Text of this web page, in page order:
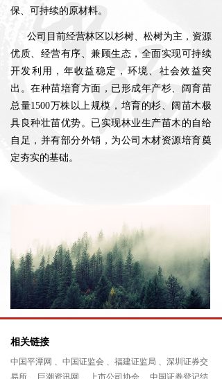
保、可持续的原材料。
公司目前经营林区以杉树、松树为主，资源
优质、经营有序、兼顾生态，全面实现可持续
开发利用，年收益稳定，环境、社会效益突
出。在种苗培育方面，已形成年产杉、阔育苗
总量1500万株以上规模，培育的杉、阔苗木极
具良种壮苗优势。已实现林业生产苗木的自给
自足，并有部分外销，为公司木材资源培育奠
定夯实的基础。
相关链接
中国平潭网 、 中国证监会 、 福建证监局 、 深圳证券交
易所 、 巨潮资讯网 、 上市公司协会 、 中国证券登记结